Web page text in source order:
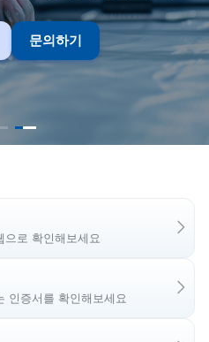
문의하기
로 확인해보세요
인증서를 확인해보세요